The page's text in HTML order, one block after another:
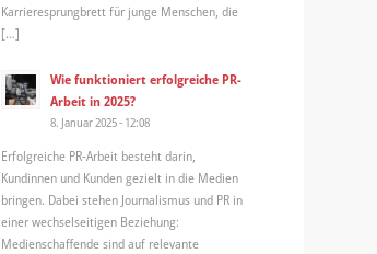
Karrieresprungbrett für junge Menschen, die
[…]
Wie funktioniert erfolgreiche PR-
Arbeit in 2025?
8. Januar 2025 - 12:08
Erfolgreiche PR-Arbeit besteht darin,
Kundinnen und Kunden gezielt in die Medien
bringen. Dabei stehen Journalismus und PR in
einer wechselseitigen Beziehung:
Medienschaffende sind auf relevante